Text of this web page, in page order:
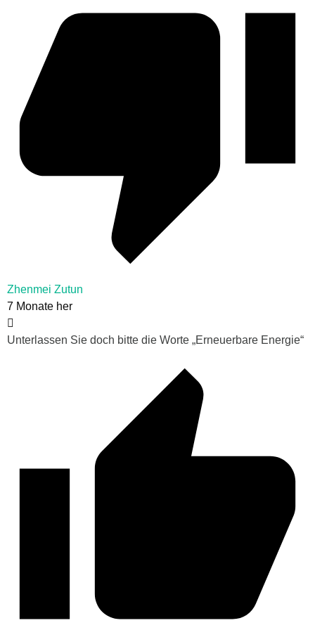
Zhenmei Zutun
7 Monate her
Unterlassen Sie doch bitte die Worte „Erneuerbare Energie“